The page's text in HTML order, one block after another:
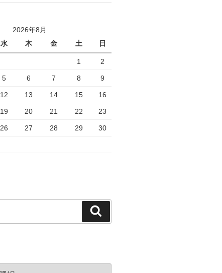
2026年8月
水 木 金 土 日
1 2
5 6 7 8 9
12 13 14 15 16
19 20 21 22 23
26 27 28 29 30
索